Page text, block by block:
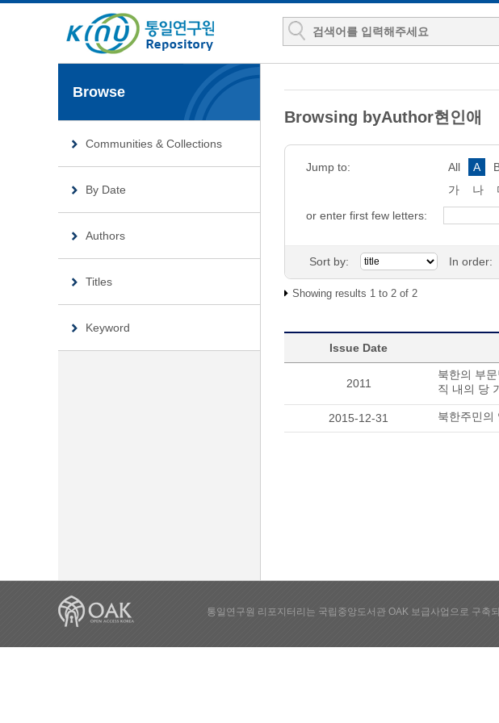
Browse
Communities & Collections
By Date
Authors
Titles
Keyword
Browsing byAuthor현인애
Jump to: All A
가
나
or enter first few letters:
Sort by: In order:
Showing results 1 to 2 of 2
Issue Date
2011
북한의 부
직 내의 당
2015-12-31 북한주민의
통일연구원 리포지터리는 국립중앙도서관 OAK 보급사업으로 구축